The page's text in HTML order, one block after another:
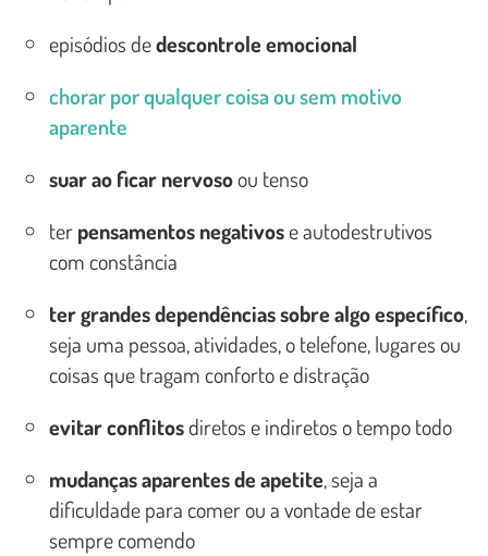
episódios dedescontrole emocional
chorar por qualquer coisa ou sem motivo
aparente
suar ao ficar nervosoou tenso
terpensamentos negativose autodestrutivos
com constância
ter grandes dependências sobre algo específico,
seja uma pessoa, atividades, o telefone, lugares ou
coisas que tragam conforto e distração
evitar conflitosdiretos e indiretos o tempo todo
mudanças aparentes de apetite, seja a
dificuldade para comer ou a vontade de estar
sempre comendo